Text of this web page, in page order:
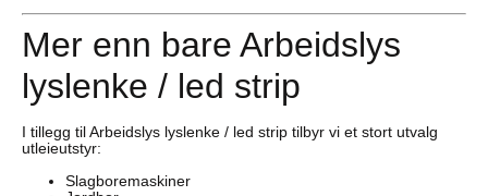
Mer enn bare Arbeidslys
lyslenke / led strip
I tillegg til Arbeidslys lyslenke / led strip tilbyr vi et stort utvalg
utleieutstyr:
Slagboremaskiner